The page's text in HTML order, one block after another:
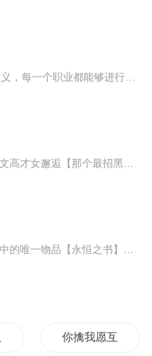
你擒我愿互许一生